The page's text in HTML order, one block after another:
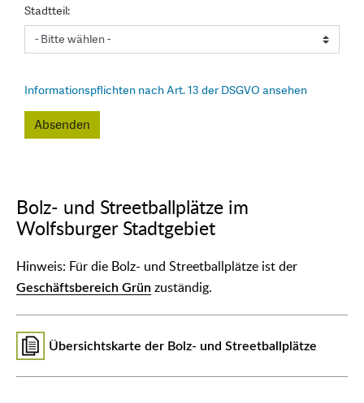
Bolz- und Streetballplätze im
Wolfsburger Stadtgebiet
Hinweis: Für die Bolz- und Streetballplätze ist der
Geschäftsbereich Grün zuständig.
Übersichtskarte der Bolz- und Streetballplätze